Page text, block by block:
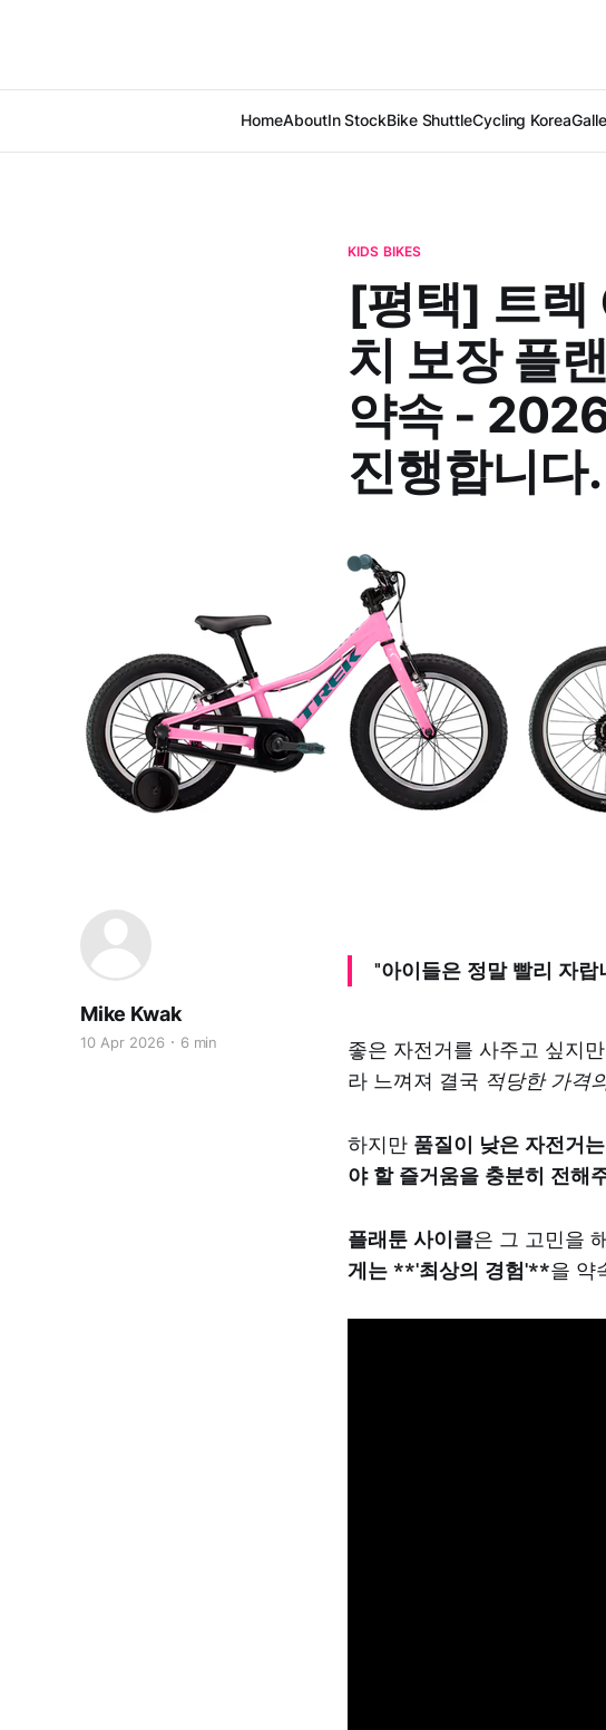
HomeAboutIn StockBike ShuttleCycling Korea
KIDS BIKES
[평택] 트렉
치 보장 플
약속 -
진행합니다.
Mike Kwak
10 Apr 2026 6 min
"아이들은 정말 빨리 자랍
좋은 자전거를 사주고 싶지
라 느껴져 결국 적당한 가격
하지만 품질이 낮은 자전거
야 할 즐거움을 충분히 전해
플래툰 사이클은 그 고민을
게는 **'최상의 경험'**을 약